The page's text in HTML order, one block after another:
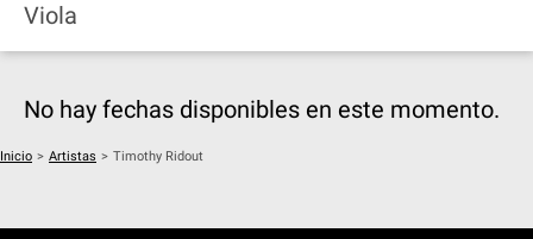
Viola
No hay fechas disponibles en este momento.
Inicio > Artistas > Timothy Ridout